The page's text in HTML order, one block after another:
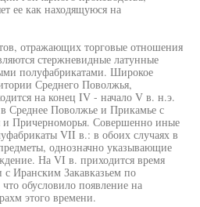
ее как находящуюся на
отражающих торговые отношения
стержневидные латунные
полуфабрикатами. Широкое
Среднего Поволжья,
на конец IV - начало V в. н.э.
Среднее Поволжье и Прикамье с
и Причерноморья. Совершенно иные
VII в.: в обоих случаях в
однозначно указывающие
На VI в. приходится время
с Иранским Закавказьем по
обусловило появление на
этого времени.